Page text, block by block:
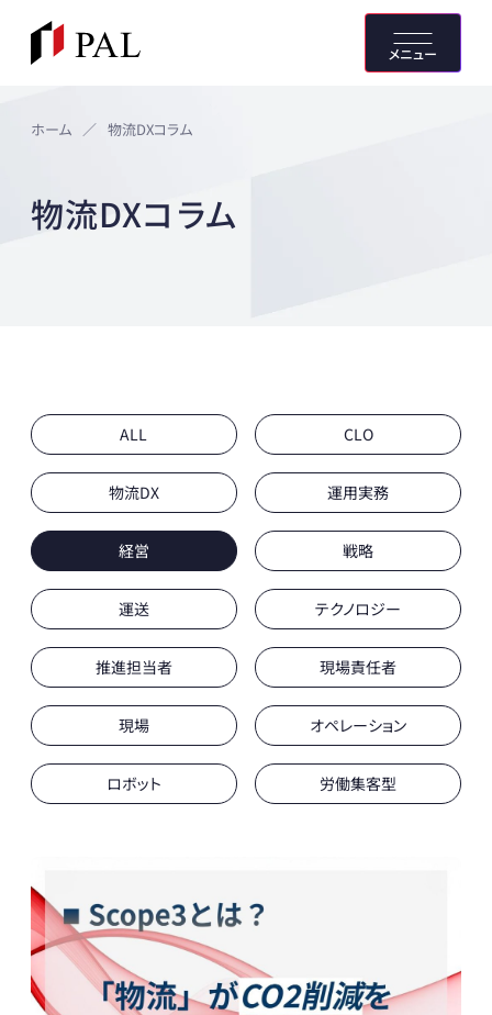
メニュー
ホーム ／ 物流DXコラム
物流DXコラム
ALL CLO
物流DX 運用実務
経営 戦略
運送 テクノロジー
推進担当者 現場責任者
現場 オペレーション
ロボット 労働集客型